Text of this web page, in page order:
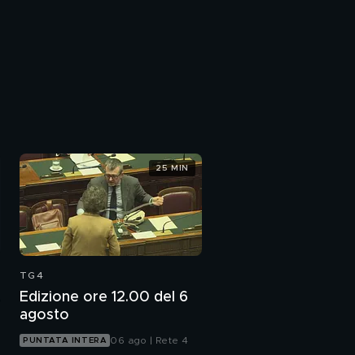
TG4
Edizione ore 12.00 del 6
agosto
PUNTATA INTERA 06 ago | Rete 4
25 MIN